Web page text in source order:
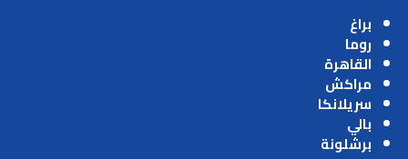
براغ
روما
القاهرة
مراكش
سريلانكا
بالي
برشلونة